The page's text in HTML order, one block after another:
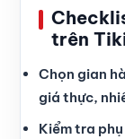
trên
Chọn gian
giá thực,
Kiểm tra